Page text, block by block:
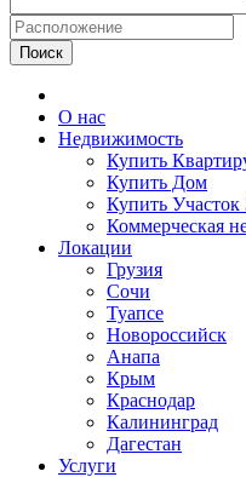
Поиск
О нас
Недвижимость
Купить
Купить Дом
Купить Участок
Коммерческая
Локации
Грузия
Сочи
Туапсе
Новороссийск
Анапа
Крым
Краснодар
Калининград
Дагестан
Услуги